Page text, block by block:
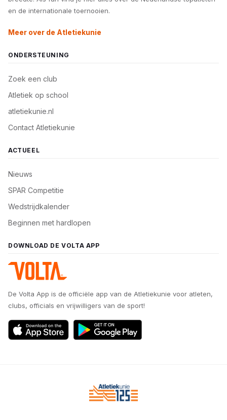
en de internationale toernooien.
Meer over de Atletiekunie
ONDERSTEUNING
Zoek een club
Atletiek op school
atletiekunie.nl
Contact Atletiekunie
ACTUEEL
Nieuws
SPAR Competitie
Wedstrijdkalender
Beginnen met hardlopen
DOWNLOAD DE VOLTA APP
De Volta App is de officiële app van de Atletiekunie voor atleten,
clubs, officials en vrijwilligers van de sport!